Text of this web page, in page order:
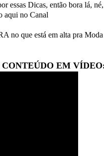
essas Dicas, então bora lá,
aqui no Canal
no que está em alta pra
CONTEÚDO EM